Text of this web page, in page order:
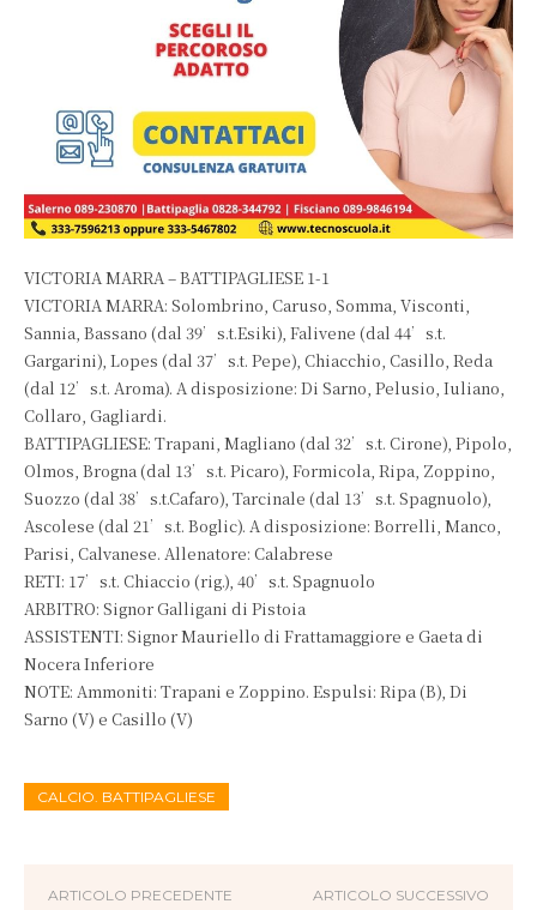
VICTORIA MARRA – BATTIPAGLIESE 1-1
VICTORIA MARRA: Solombrino, Caruso, Somma, Visconti,
Sannia, Bassano (dal 39’s.t.Esiki), Falivene (dal 44’s.t.
Gargarini), Lopes (dal 37’s.t. Pepe), Chiacchio, Casillo, Reda
(dal 12’s.t. Aroma). A disposizione: Di Sarno, Pelusio, Iuliano,
Collaro, Gagliardi.
BATTIPAGLIESE: Trapani, Magliano (dal 32’s.t. Cirone), Pipolo,
Olmos, Brogna (dal 13’s.t. Picaro), Formicola, Ripa, Zoppino,
Suozzo (dal 38’s.t.Cafaro), Tarcinale (dal 13’s.t. Spagnuolo),
Ascolese (dal 21’s.t. Boglic). A disposizione: Borrelli, Manco,
Parisi, Calvanese. Allenatore: Calabrese
RETI: 17’s.t. Chiaccio (rig.), 40’s.t. Spagnuolo
ARBITRO: Signor Galligani di Pistoia
ASSISTENTI: Signor Mauriello di Frattamaggiore e Gaeta di
Nocera Inferiore
NOTE: Ammoniti: Trapani e Zoppino. Espulsi: Ripa (B), Di
Sarno (V) e Casillo (V)
CALCIO. BATTIPAGLIESE
ARTICOLO PRECEDENTE ARTICOLO SUCCESSIVO